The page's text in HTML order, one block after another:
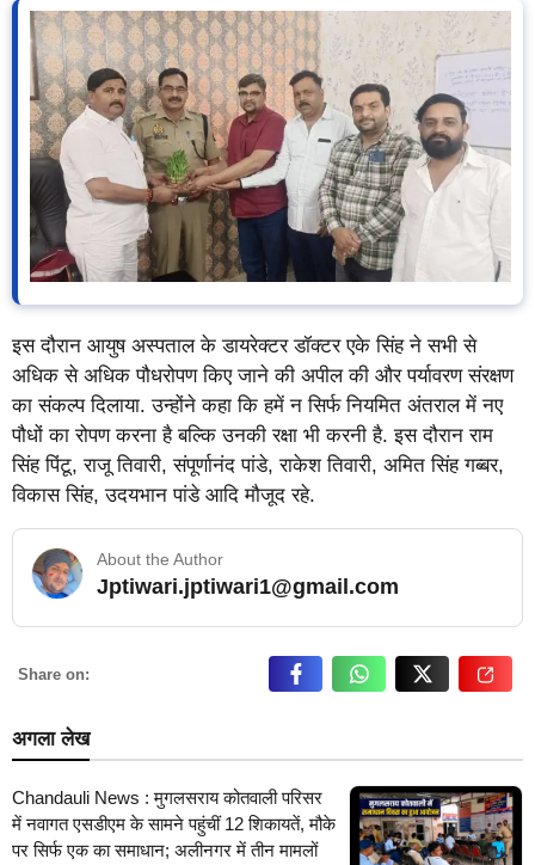
इस दौरान आयुष अस्पताल के डायरेक्टर डॉक्टर एके सिंह ने सभी से
अधिक से अधिक पौधरोपण किए जाने की अपील की और पर्यावरण संरक्षण
का संकल्प दिलाया. उन्होंने कहा कि हमें न सिर्फ नियमित अंतराल में नए
पौधों का रोपण करना है बल्कि उनकी रक्षा भी करनी है. इस दौरान राम
सिंह पिंटू, राजू तिवारी, संपूर्णानंद पांडे, राकेश तिवारी, अमित सिंह गब्बर,
विकास सिंह, उदयभान पांडे आदि मौजूद रहे.
About the Author
Jptiwari.jptiwari1@gmail.com… Read More
Share on:
अगला लेख
Chandauli News : मुगलसराय कोतवाली परिसर
में नवागत एसडीएम के सामने पहुंचीं 12 शिकायतें, मौके
पर सिर्फ एक का समाधान; अलीनगर में तीन मामलों